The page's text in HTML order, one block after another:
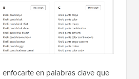
en palabras clave que